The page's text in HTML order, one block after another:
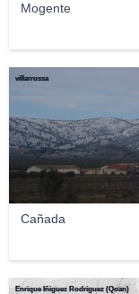
Mogente
Cañada
villarrossa
Enrique Íñiguez Rodríguez (Qoan)